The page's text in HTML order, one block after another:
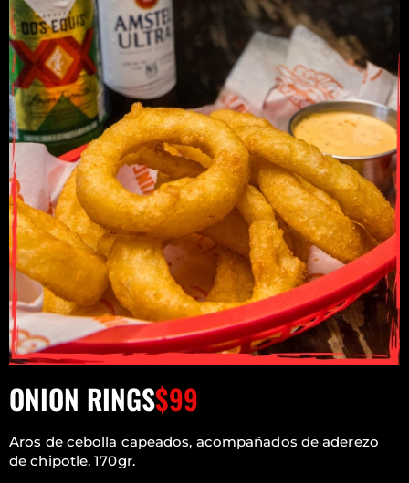
ONION RINGS$99
Aros de cebolla capeados, acompañados de aderezo
de chipotle. 170gr.